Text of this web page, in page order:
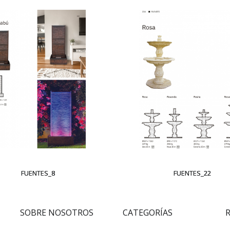
FUENTES_8 FUENTES_22
SOBRE NOSOTROS CATEGORÍAS